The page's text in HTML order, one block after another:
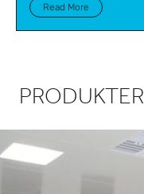
Read More
PRODUKTER